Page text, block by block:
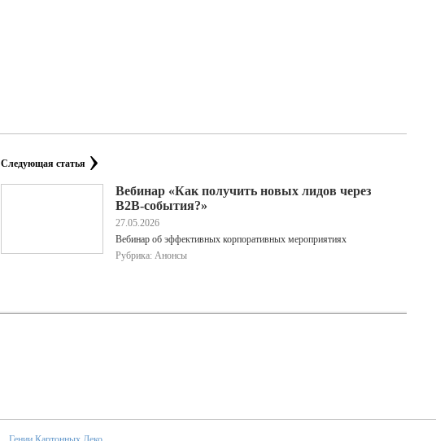
Следующая статья ›
Вебинар «Как получить новых лидов через
B2B-события?»
27.05.2026
Вебинар об эффективных корпоративных мероприятиях
Рубрика: Анонсы